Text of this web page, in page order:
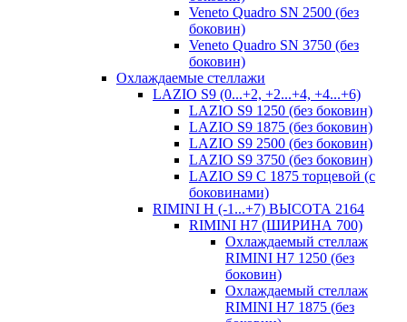
Veneto Quadro SN 2500 (без
боковин)
Veneto Quadro SN 3750 (без
боковин)
Охлаждаемые стеллажи
LAZIO S9 (0...+2, +2...+4, +4...+6)
LAZIO S9 1250 (без боковин)
LAZIO S9 1875 (без боковин)
LAZIO S9 2500 (без боковин)
LAZIO S9 3750 (без боковин)
LAZIO S9 C 1875 торцевой (с
боковинами)
RIMINI H (-1...+7) ВЫСОТА 2164
RIMINI H7 (ШИРИНА 700)
Охлаждаемый стеллаж
RIMINI H7 1250 (без
боковин)
Охлаждаемый стеллаж
RIMINI H7 1875 (без